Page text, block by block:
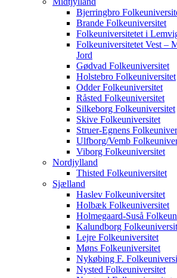
Bjerringbro
Brande Folkeuniversitet
Folkeuniversitetet i
Folkeuniversitetet Vest –
Jord
Gødvad Folkeuniversitet
Holstebro Folkeuniversitet
Odder Folkeuniversitet
Råsted Folkeuniversitet
Silkeborg Folkeuniversitet
Skive Folkeuniversitet
Struer-Egnens
Ulfborg/Vemb
Viborg Folkeuniversitet
Nordjylland
Thisted Folkeuniversitet
Sjælland
Haslev Folkeuniversitet
Holbæk Folkeuniversitet
Holmegaard-Suså
Kalundborg
Lejre Folkeuniversitet
Møns Folkeuniversitet
Nykøbing F.
Nysted Folkeuniversitet